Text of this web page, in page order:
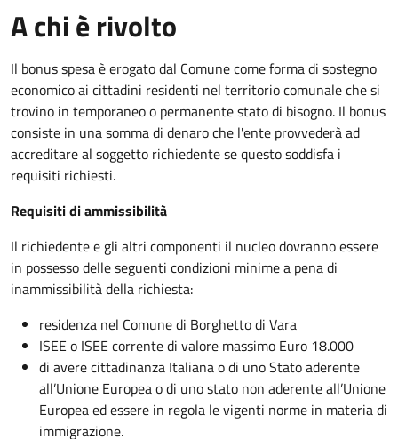
A chi è rivolto
Il bonus spesa è erogato dal Comune come forma di sostegno
economico ai cittadini residenti nel territorio comunale che si
trovino in temporaneo o permanente stato di bisogno. Il bonus
consiste in una somma di denaro che l'ente provvederà ad
accreditare al soggetto richiedente se questo soddisfa i
requisiti richiesti.
Requisiti di ammissibilità
Il richiedente e gli altri componenti il nucleo dovranno essere
in possesso delle seguenti condizioni minime a pena di
inammissibilità della richiesta:
residenza nel Comune di Borghetto di Vara
ISEE o ISEE corrente di valore massimo Euro 18.000
di avere cittadinanza Italiana o di uno Stato aderente
all’Unione Europea o di uno stato non aderente all’Unione
Europea ed essere in regola le vigenti norme in materia di
immigrazione.